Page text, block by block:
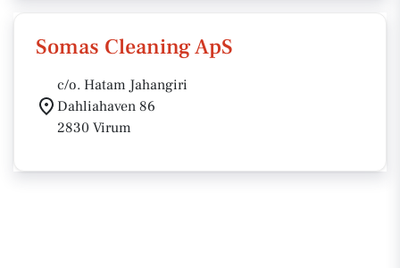
Somas Cleaning ApS
c/o. Hatam Jahangiri
Dahliahaven 86
2830 Virum